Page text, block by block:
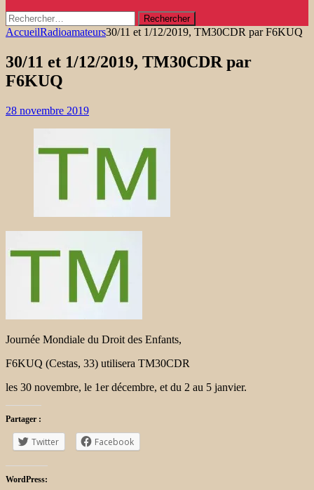
Rechercher :
AccueilRadioamateurs30/11 et 1/12/2019, TM30CDR par F6KUQ
30/11 et 1/12/2019, TM30CDR par
F6KUQ
28 novembre 2019
Journée Mondiale du Droit des Enfants,
F6KUQ (Cestas, 33) utilisera TM30CDR
les 30 novembre, le 1er décembre, et du 2 au 5 janvier.
Partager :
Twitter Facebook
WordPress: